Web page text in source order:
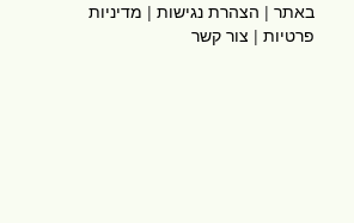
באתר|הצהרת נגישות|מדיניות
פרטיות|צור קשר